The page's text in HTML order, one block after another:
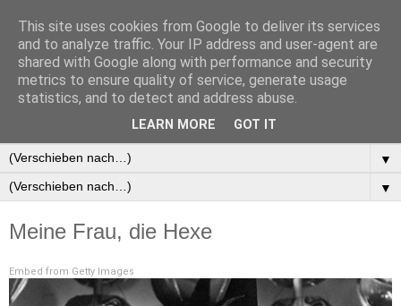
▼
▼
Meine Frau, die Hexe
Embed from Getty Images
This site uses cookies from Google to deliver its services
and to analyze traffic. Your IP address and user-agent are
shared with Google along with performance and security
metrics to ensure quality of service, generate usage
statistics, and to detect and address abuse.
LEARN MORE GOT IT